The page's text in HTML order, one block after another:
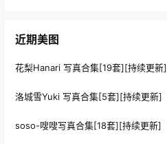
近期美图
花梨Hanari 写真合集[19套][持续更新]
洛城雪Yuki 写真合集[5套][持续更新]
soso-嗖嗖写真合集[18套][持续更新]